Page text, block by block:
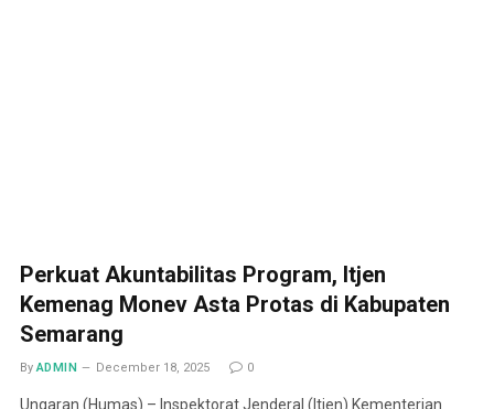
Perkuat Akuntabilitas Program, Itjen
Kemenag Monev Asta Protas di Kabupaten
Semarang
By ADMIN December 18, 2025 0
Ungaran (Humas) – Inspektorat Jenderal (Itjen) Kementerian